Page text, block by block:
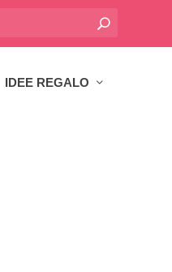
IDEE REGALO